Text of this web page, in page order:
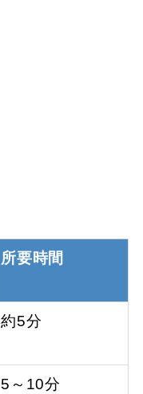
所要時間
約5分
5～10分